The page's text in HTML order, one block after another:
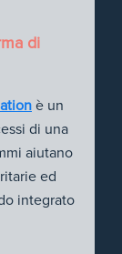
di
è un
di una
aiutano
ed
integrato